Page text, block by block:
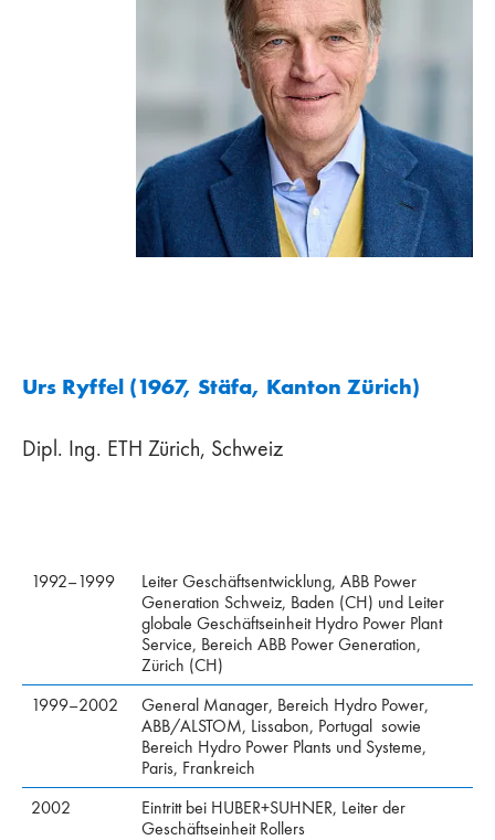
Urs Ryffel (1967, Stäfa, Kanton Zürich)
Dipl. Ing. ETH Zürich, Schweiz
1992–1999
Leiter Geschäftsentwicklung, ABB Power
Generation Schweiz, Baden (CH) und Leiter
globale Geschäftseinheit Hydro Power Plant
Service, Bereich ABB Power Generation,
Zürich (CH)
1999–2002
General Manager, Bereich Hydro Power,
ABB/ALSTOM, Lissabon, Portugal sowie
Bereich Hydro Power Plants und Systeme,
Paris, Frankreich
2002
Eintritt bei HUBER+SUHNER, Leiter der
Geschäftseinheit Rollers